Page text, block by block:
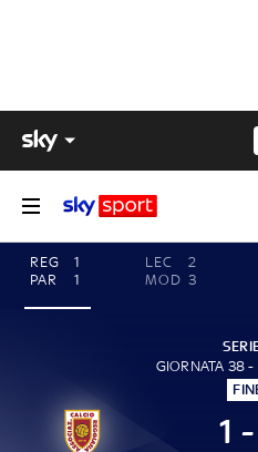
REG
1
PAR
1
LEC
2
MOD 3
GIORNATA 38
1